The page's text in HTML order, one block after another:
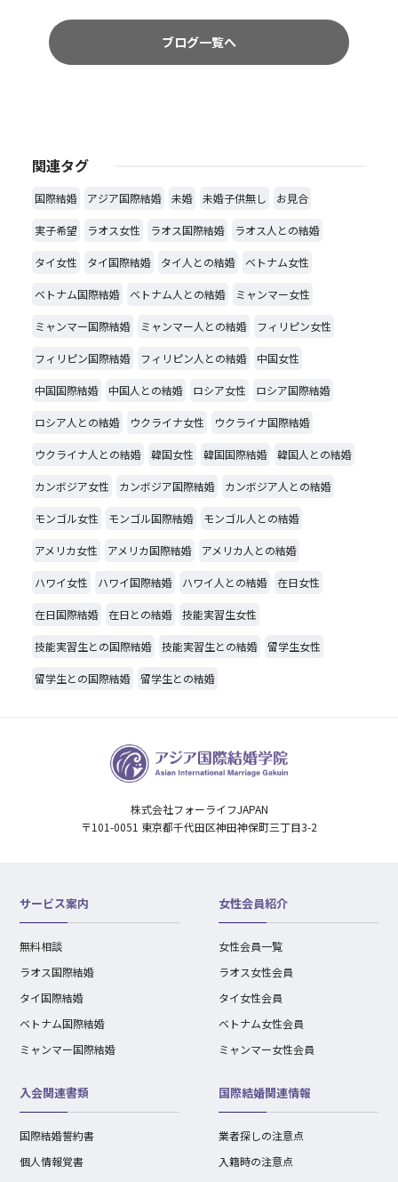
ブログ一覧へ
関連タグ
国際結婚 アジア国際結婚 未婚 未婚子供無し お見合
実子希望 ラオス女性 ラオス国際結婚 ラオス人との結婚
タイ女性 タイ国際結婚 タイ人との結婚 ベトナム女性
ベトナム国際結婚 ベトナム人との結婚 ミャンマー女性
ミャンマー国際結婚 ミャンマー人との結婚 フィリピン女性
フィリピン国際結婚 フィリピン人との結婚 中国女性
中国国際結婚 中国人との結婚 ロシア女性 ロシア国際結婚
ロシア人との結婚 ウクライナ女性 ウクライナ国際結婚
ウクライナ人との結婚 韓国女性 韓国国際結婚 韓国人との結婚
カンボジア女性 カンボジア国際結婚 カンボジア人との結婚
モンゴル女性 モンゴル国際結婚 モンゴル人との結婚
アメリカ女性 アメリカ国際結婚 アメリカ人との結婚
ハワイ女性 ハワイ国際結婚 ハワイ人との結婚 在日女性
在日国際結婚 在日との結婚 技能実習生女性
技能実習生との国際結婚 技能実習生との結婚 留学生女性
留学生との国際結婚 留学生との結婚
株式会社フォーライフJAPAN
〒101-0051 東京都千代田区神田神保町三丁目3-2
サービス案内
無料相談
ラオス国際結婚
タイ国際結婚
ベトナム国際結婚
ミャンマー国際結婚
女性会員紹介
女性会員一覧
ラオス女性会員
タイ女性会員
ベトナム女性会員
ミャンマー女性会員
入会関連書類
国際結婚誓約書
個人情報覚書
国際結婚関連情報
業者探しの注意点
入籍時の注意点